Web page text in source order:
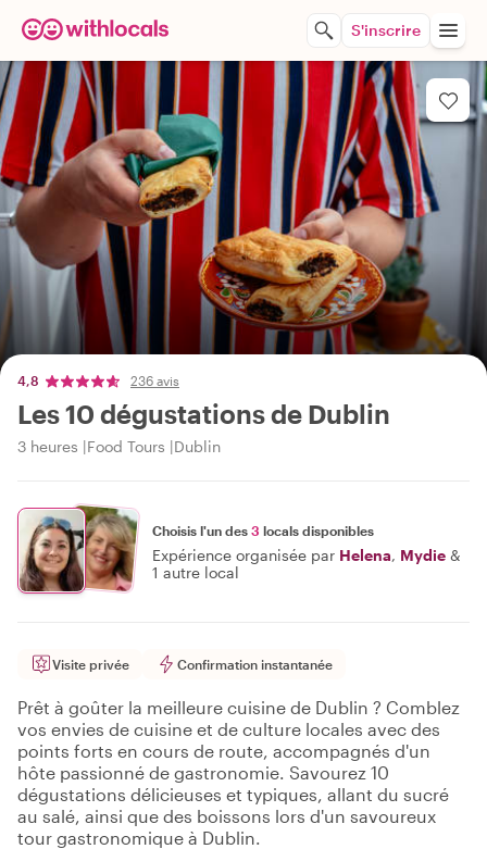
S'inscrire
4,8 236 avis
Les 10 dégustations de Dublin
3 heures Food Tours Dublin
Choisis l'un des 3 locals disponibles
Expérience organisée par Helena, Mydie &
1 autre local
Visite privée Confirmation instantanée
Prêt à goûter la meilleure cuisine de Dublin ? Comblez
vos envies de cuisine et de culture locales avec des
points forts en cours de route, accompagnés d'un
hôte passionné de gastronomie. Savourez 10
dégustations délicieuses et typiques, allant du sucré
au salé, ainsi que des boissons lors d'un savoureux
tour gastronomique à Dublin.